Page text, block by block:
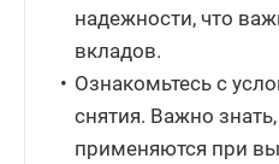
надежности, что
вкладов.
Ознакомьтесь с
снятия. Важно
применяются при